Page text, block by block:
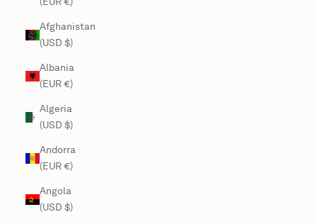
Afghanistan
(USD $)
Albania
(EUR €)
Algeria
(USD $)
Andorra
(EUR €)
Angola
(USD $)